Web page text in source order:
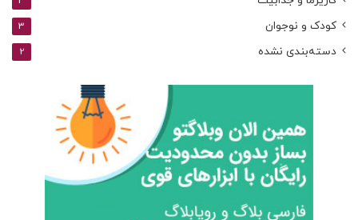
کودک و نوجوان 3
دسته‌بندی نشده 2